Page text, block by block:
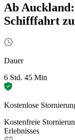
Ab
Schifffahrt
Dauer
6 Std. 45 Min
Kostenlose
Kostenfreie
Erlebnisses